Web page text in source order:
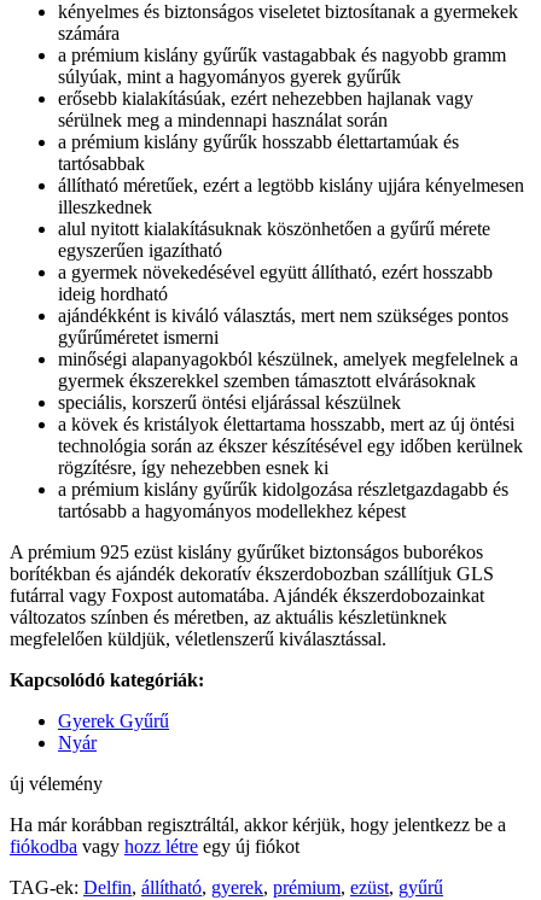
kényelmes és biztonságos viseletet biztosítanak a gyermekek
számára
a prémium kislány gyűrűk vastagabbak és nagyobb gramm
súlyúak, mint a hagyományos gyerek gyűrűk
erősebb kialakításúak, ezért nehezebben hajlanak vagy
sérülnek meg a mindennapi használat során
a prémium kislány gyűrűk hosszabb élettartamúak és
tartósabbak
állítható méretűek, ezért a legtöbb kislány ujjára kényelmesen
illeszkednek
alul nyitott kialakításuknak köszönhetően a gyűrű mérete
egyszerűen igazítható
a gyermek növekedésével együtt állítható, ezért hosszabb
ideig hordható
ajándékként is kiváló választás, mert nem szükséges pontos
gyűrűméretet ismerni
minőségi alapanyagokból készülnek, amelyek megfelelnek a
gyermek ékszerekkel szemben támasztott elvárásoknak
speciális, korszerű öntési eljárással készülnek
a kövek és kristályok élettartama hosszabb, mert az új öntési
technológia során az ékszer készítésével egy időben kerülnek
rögzítésre, így nehezebben esnek ki
a prémium kislány gyűrűk kidolgozása részletgazdagabb és
tartósabb a hagyományos modellekhez képest
A prémium 925 ezüst kislány gyűrűket biztonságos buborékos
borítékban és ajándék dekoratív ékszerdobozban szállítjuk GLS
futárral vagy Foxpost automatába. Ajándék ékszerdobozainkat
változatos színben és méretben, az aktuális készletünknek
megfelelően küldjük, véletlenszerű kiválasztással.
Kapcsolódó kategóriák:
Gyerek Gyűrű
Nyár
új vélemény
Ha már korábban regisztráltál, akkor kérjük, hogy jelentkezz be a
fiókodba vagy hozz létre egy új fiókot
TAG-ek: Delfin, állítható, gyerek, prémium, ezüst, gyűrű